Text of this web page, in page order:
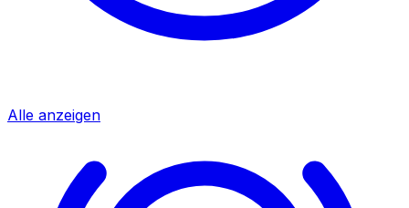
Alle anzeigen